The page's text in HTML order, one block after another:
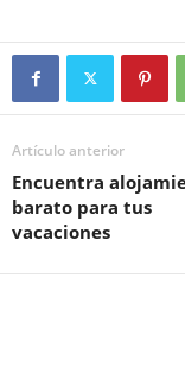
Artículo anterior
Encuentra
barato para tus
vacaciones